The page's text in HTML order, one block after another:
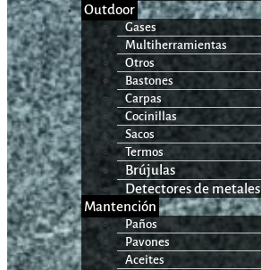
Outdoor
Gases
Multiherramientas
Otros
Bastones
Carpas
Cocinillas
Sacos
Termos
Brújulas
Detectores de metales
Mantención
Paños
Pavones
Aceites